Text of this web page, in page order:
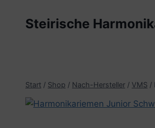
Steirische
Start / Shop / Nach-Hersteller / VMS /